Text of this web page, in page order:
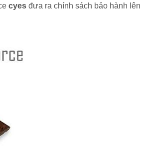
cyes đưa ra chính sách bảo hành lên